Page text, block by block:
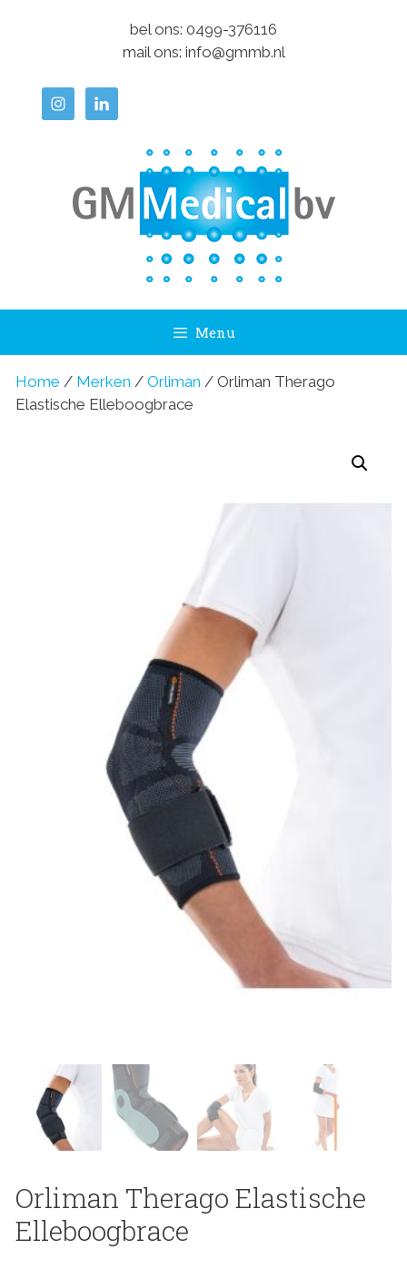
bel ons: 0499-376116
mail ons: info@gmmb.nl
Menu
Home / Merken / Orliman / Orliman Therago
Elastische Elleboogbrace
Orliman Therago Elastische
Elleboogbrace